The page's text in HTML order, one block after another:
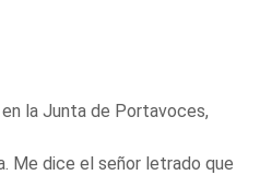
la Junta de Portavoces,
Me dice el señor letrado que